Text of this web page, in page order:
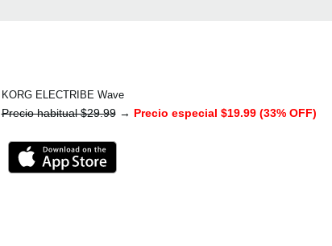
KORG ELECTRIBE Wave
Precio habitual $29.99→ Precio especial $19.99 (33% OFF)